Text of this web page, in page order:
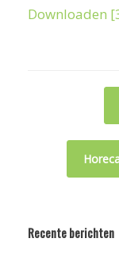
Downloaden
Recente berichten